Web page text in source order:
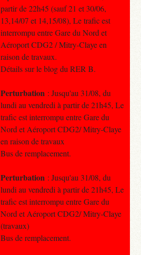
partir de 22h45 (sauf 21 et 30/06,
13,14/07 et 14,15/08), Le trafic est
interrompu entre Gare du Nord et
Aéroport CDG2 / Mitry-Claye en
raison de travaux.
Détails sur le blog du RER B.
Perturbation : Jusqu'au 31/08, du
lundi au vendredi à partir de 21h45, Le
trafic est interrompu entre Gare du
Nord et Aéroport CDG2/ Mitry-Claye
en raison de travaux
Bus de remplacement.
Perturbation : Jusqu'au 31/08, du
lundi au vendredi à partir de 21h45, Le
trafic est interrompu entre Gare du
Nord et Aéroport CDG2/ Mitry-Claye
(travaux)
Bus de remplacement.